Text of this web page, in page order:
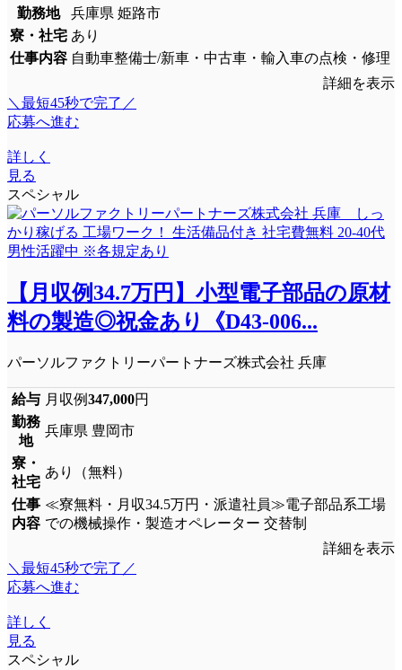
勤務地
兵庫県 姫路市
寮・社宅 あり
仕事内容 自動車整備士/新車・中古車・輸入車の点検・修理
詳細を表示
＼最短45秒で完了／
応募へ進む
詳しく
見る
スペシャル
【月収例34.7万円】小型電子部品の原材
料の製造◎祝金あり《D43-006...
パーソルファクトリーパートナーズ株式会社 兵庫
給与 月収例347,000円
勤務
地
兵庫県 豊岡市
寮・
社宅
あり（無料）
仕事
内容
≪寮無料・月収34.5万円・派遣社員≫電子部品系工場
での機械操作・製造オペレーター 交替制
詳細を表示
＼最短45秒で完了／
応募へ進む
詳しく
見る
スペシャル